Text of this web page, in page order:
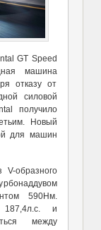
GT Speed
машина
отказу от
силовой
получило
Новый
для машин
V-образного
590Нм.
187,4л.с. и
между